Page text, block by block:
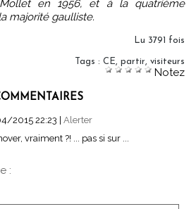
en 1956, et à la quatrième
majorité gaulliste.
Lu 3791 fois
Tags : CE partir visiteurs
Notez
2015 22:23 | Alerter
vraiment ?! ... pas si sur ...
: